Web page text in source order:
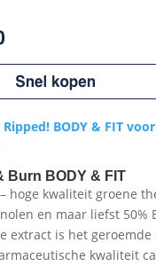
BODY & FIT
Burn BODY & FIT
hoge kwaliteit groene
en maar liefst 50%
extract is het geroemde
kwaliteit